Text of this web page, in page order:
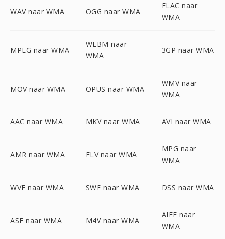
WAV naar WMA OGG naar WMA
FLAC naar
WMA
MPEG naar WMA
WEBM naar
WMA
3GP naar WMA
MOV naar WMA OPUS naar WMA
WMV naar
WMA
AAC naar WMA MKV naar WMA AVI naar WMA
AMR naar WMA FLV naar WMA
MPG naar
WMA
WVE naar WMA SWF naar WMA DSS naar WMA
ASF naar WMA M4V naar WMA
AIFF naar
WMA